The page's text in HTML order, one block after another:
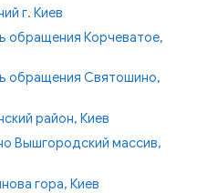
г. Киев
обращения Корчеватое,
обращения Святошино,
район, Киев
Вышгородский массив,
гора, Киев